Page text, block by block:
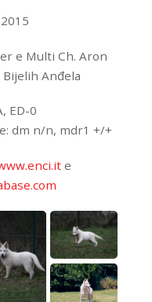
e Multi Ch. Aron
Bijelih Anđela
ED-0
dm n/n, mdr1 +/+
e